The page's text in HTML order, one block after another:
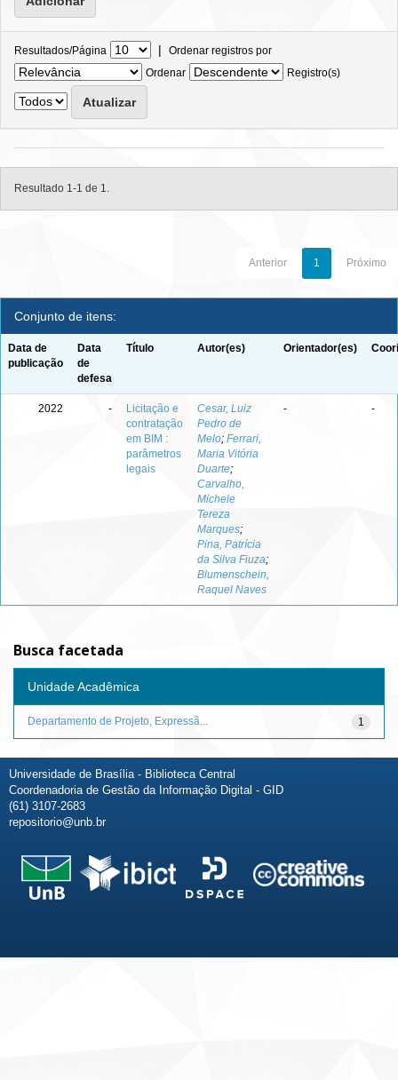
Resultados/Página | Ordenar registros por
Ordenar
Registro(s)
Resultado 1-1 de 1.
Anterior 1 Próximo
Conjunto de itens:
Data de
publicação
Data
de
defesa
Título Autor(es) Orientador(es)
2022 -
Licitação e
contratação
em BIM :
parâmetros
legais
Cesar, Luiz
Pedro de
Melo; Ferrari,
Maria Vitória
Duarte;
Carvalho,
Michele
Tereza
Marques;
Pina, Patrícia
da Silva Fiuza;
Blumenschein,
Raquel Naves
- -
Busca facetada
Unidade Acadêmica
1
Departamento de Projeto, Expressã...
Universidade de Brasília - Biblioteca Central
Coordenadoria de Gestão da Informação Digital - GID
(61) 3107-2683
repositorio@unb.br